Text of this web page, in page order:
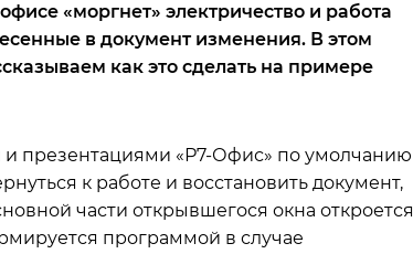
«моргнет» электричество и работа
в документ изменения. В этом
как это сделать на примере
и презентациями «Р7-Офис» по умолчанию
к работе и восстановить документ,
части открывшегося окна откроется
программой в случае